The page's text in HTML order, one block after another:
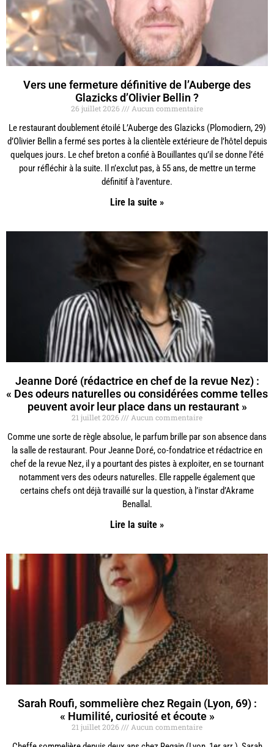
Vers une fermeture définitive de l’Auberge des
Glazicks d’Olivier Bellin ?
26 juillet 2026 Aucun commentaire
Le restaurant doublement étoilé L’Auberge des Glazicks (Plomodiern, 29)
d’Olivier Bellin a fermé ses portes à la clientèle extérieure de l’hôtel depuis
quelques jours. Le chef breton a confié à Bouillantes qu’il se donne l’été
pour réfléchir à la suite. Il n’exclut pas, à 55 ans, de mettre un terme
définitif à l’aventure.
Lire la suite »
Jeanne Doré (rédactrice en chef de la revue Nez) :
« Des odeurs naturelles ou considérées comme telles
peuvent avoir leur place dans un restaurant »
21 juillet 2026 Aucun commentaire
Comme une sorte de règle absolue, le parfum brille par son absence dans
la salle de restaurant. Pour Jeanne Doré, co-fondatrice et rédactrice en
chef de la revue Nez, il y a pourtant des pistes à exploiter, en se tournant
notamment vers des odeurs naturelles. Elle rappelle également que
certains chefs ont déjà travaillé sur la question, à l’instar d’Akrame
Benallal.
Lire la suite »
Sarah Roufi, sommelière chez Regain (Lyon, 69) :
« Humilité, curiosité et écoute »
21 juillet 2026 Aucun commentaire